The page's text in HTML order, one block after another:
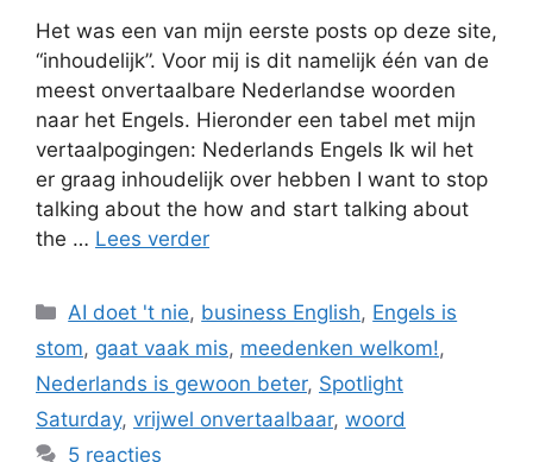
Het was een van mijn eerste posts op deze site,
“inhoudelijk”. Voor mij is dit namelijk één van de
meest onvertaalbare Nederlandse woorden
naar het Engels. Hieronder een tabel met mijn
vertaalpogingen: Nederlands Engels Ik wil het
er graag inhoudelijk over hebben I want to stop
talking about the how and start talking about
the … Lees verder
Categorieën
AI doet 't nie, business English, Engels is
stom, gaat vaak mis, meedenken welkom!,
Nederlands is gewoon beter, Spotlight
Saturday, vrijwel onvertaalbaar, woord
5 reacties